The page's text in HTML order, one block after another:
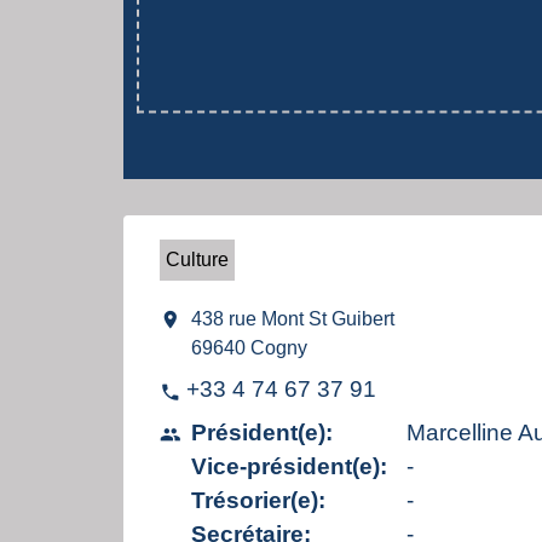
Culture
location_on
438 rue Mont St Guibert
69640 Cogny
phone +33 4 74 67 37 91
people Président(e):
Vice-président(e):
Trésorier(e):
Secrétaire:
Marcelline
-
-
-